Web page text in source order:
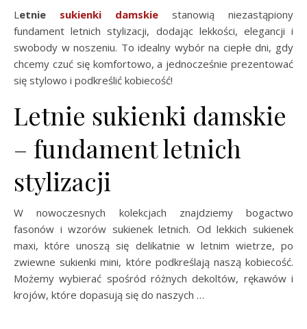
Letnie sukienki damskie stanowią niezastąpiony
fundament letnich stylizacji, dodając lekkości, elegancji i
swobody w noszeniu. To idealny wybór na ciepłe dni, gdy
chcemy czuć się komfortowo, a jednocześnie prezentować
się stylowo i podkreślić kobiecość!
Letnie sukienki damskie
– fundament letnich
stylizacji
W nowoczesnych kolekcjach znajdziemy bogactwo
fasonów i wzorów sukienek letnich. Od lekkich sukienek
maxi, które unoszą się delikatnie w letnim wietrze, po
zwiewne sukienki mini, które podkreślają naszą kobiecość.
Możemy wybierać spośród różnych dekoltów, rękawów i
krojów, które dopasują się do naszych …